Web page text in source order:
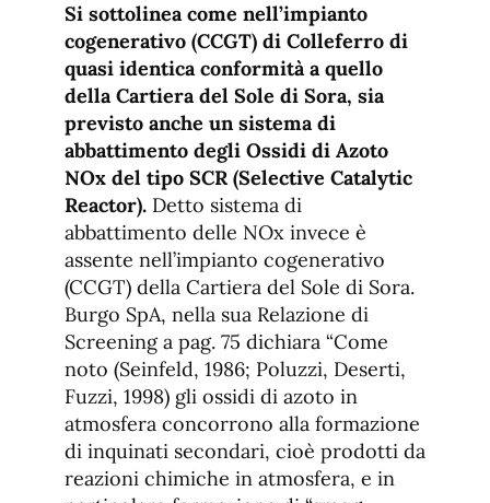
Si sottolinea come nell’impianto
cogenerativo (CCGT) di Colleferro di
quasi identica conformità a quello
della Cartiera del Sole di Sora, sia
previsto anche un sistema di
abbattimento degli Ossidi di Azoto
NOx del tipo SCR (Selective Catalytic
Reactor). Detto sistema di
abbattimento delle NOx invece è
assente nell’impianto cogenerativo
(CCGT) della Cartiera del Sole di Sora.
Burgo SpA, nella sua Relazione di
Screening a pag. 75 dichiara “Come
noto (Seinfeld, 1986; Poluzzi, Deserti,
Fuzzi, 1998) gli ossidi di azoto in
atmosfera concorrono alla formazione
di inquinati secondari, cioè prodotti da
reazioni chimiche in atmosfera, e in